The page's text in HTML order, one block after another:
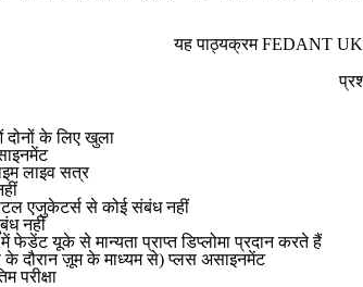
यह पाठ्यक्रम FEDANT UK
के लिए खुला
लाइव सत्र
एजुकेटर्स से कोई संबंध नहीं
नहीं
में फेडेंट यूके से मान्यता प्राप्त डिप्लोमा प्रदान करते हैं
के दौरान ज़ूम के माध्यम से) प्लस असाइनमेंट
परीक्षा